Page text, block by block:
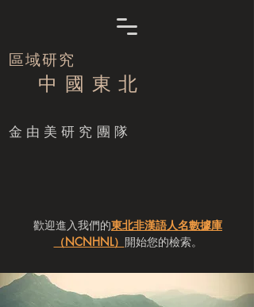
區域研究
中 國 東 北
​金由美研究團隊
歡迎進入我們的東北非漢語人名數據庫
（NCNHNL） 開始您的檢索。